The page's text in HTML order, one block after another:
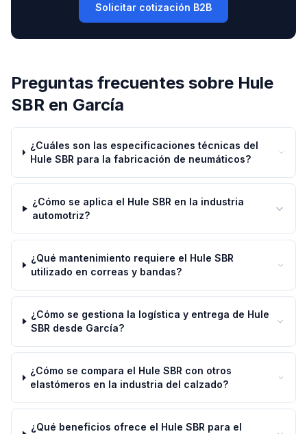
Solicitar cotización B2B
Preguntas frecuentes sobre Hule
SBR en García
¿Cuáles son las especificaciones técnicas del
Hule SBR para la fabricación de neumáticos?
¿Cómo se aplica el Hule SBR en la industria
automotriz?
¿Qué mantenimiento requiere el Hule SBR
utilizado en correas y bandas?
¿Cómo se gestiona la logística y entrega de Hule
SBR desde García?
¿Cómo se compara el Hule SBR con otros
elastómeros en la industria del calzado?
¿Qué beneficios ofrece el Hule SBR para el